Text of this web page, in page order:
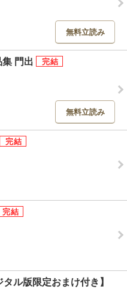
無料立読み
門出
無料立読み
ル版限定おまけ付き】